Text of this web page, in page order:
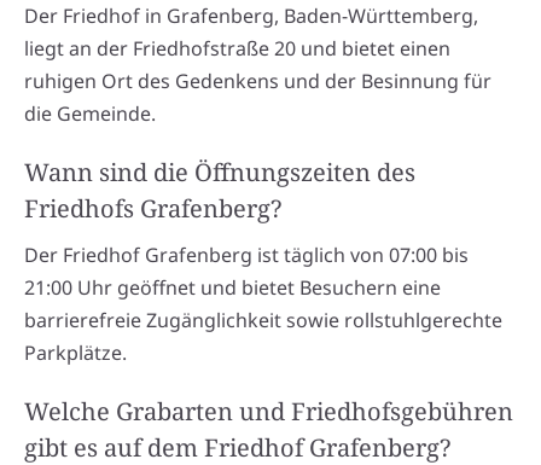
Der Friedhof in Grafenberg, Baden-Württemberg,
liegt an der Friedhofstraße 20 und bietet einen
ruhigen Ort des Gedenkens und der Besinnung für
die Gemeinde.
Wann sind die Öffnungszeiten des
Friedhofs Grafenberg?
Der Friedhof Grafenberg ist täglich von 07:00 bis
21:00 Uhr geöffnet und bietet Besuchern eine
barrierefreie Zugänglichkeit sowie rollstuhlgerechte
Parkplätze.
Welche Grabarten und Friedhofsgebühren
gibt es auf dem Friedhof Grafenberg?